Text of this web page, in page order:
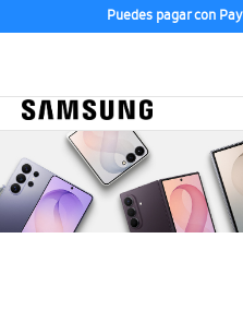
Puedes pagar con